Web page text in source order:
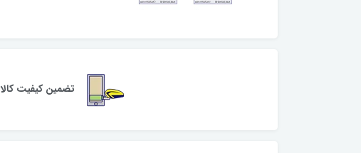
تضمین کیفیت کالا